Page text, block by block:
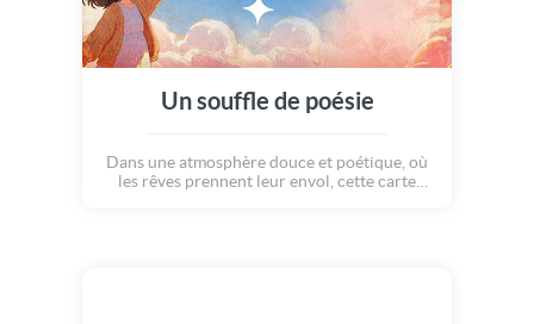
Un souffle de poésie
Dans une atmosphère douce et poétique, où
les rêves prennent leur envol, cette carte